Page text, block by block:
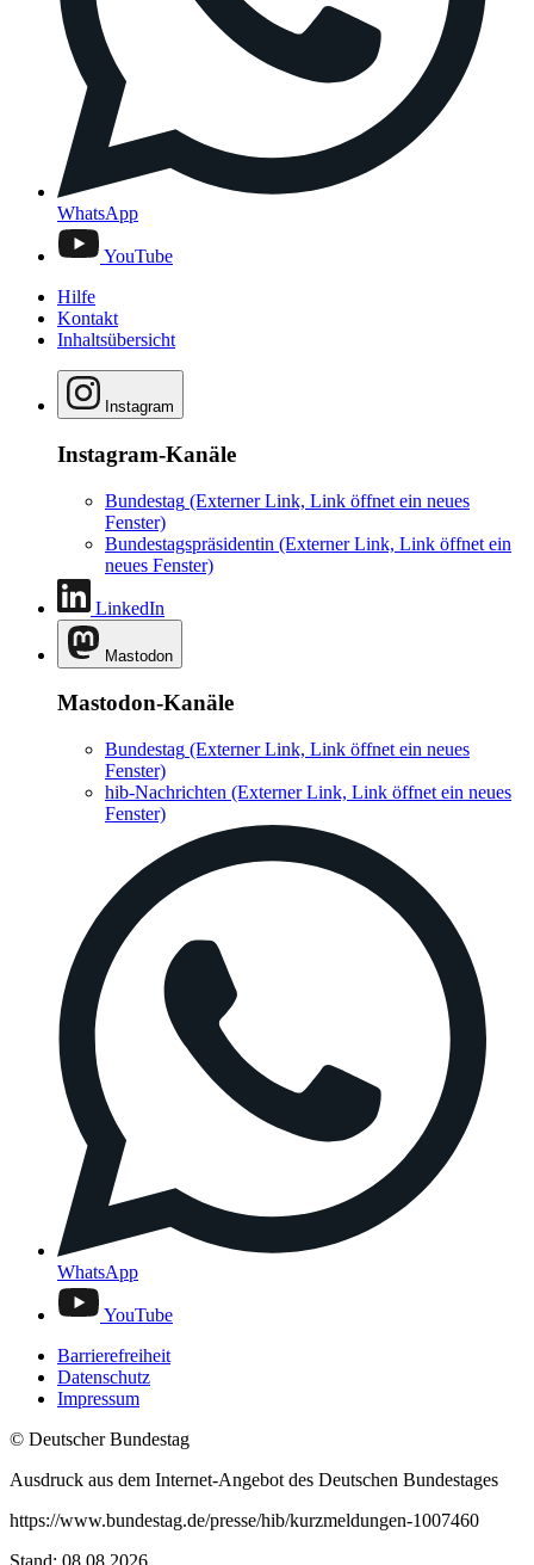
WhatsApp
YouTube
Hilfe
Kontakt
Inhaltsübersicht
Instagram
Instagram-Kanäle
Bundestag (Externer Link, Link öffnet ein neues
Fenster)
Bundestagspräsidentin (Externer Link, Link öffnet ein
neues Fenster)
LinkedIn
Mastodon
Mastodon-Kanäle
Bundestag (Externer Link, Link öffnet ein neues
Fenster)
hib-Nachrichten (Externer Link, Link öffnet ein neues
Fenster)
WhatsApp
YouTube
Barrierefreiheit
Datenschutz
Impressum
© Deutscher Bundestag
Ausdruck aus dem Internet-Angebot des Deutschen Bundestages
https://www.bundestag.de/presse/hib/kurzmeldungen-1007460
Stand: 08.08.2026